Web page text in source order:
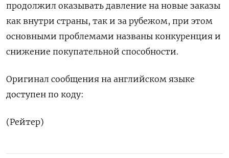
продолжил оказывать давление на новые заказы
как внутри страны, так и за рубежом, при этом
основными проблемами названы конкуренция и
снижение покупательной способности.
Оригинал сообщения на английском языке
доступен по коду:
(Рейтер)